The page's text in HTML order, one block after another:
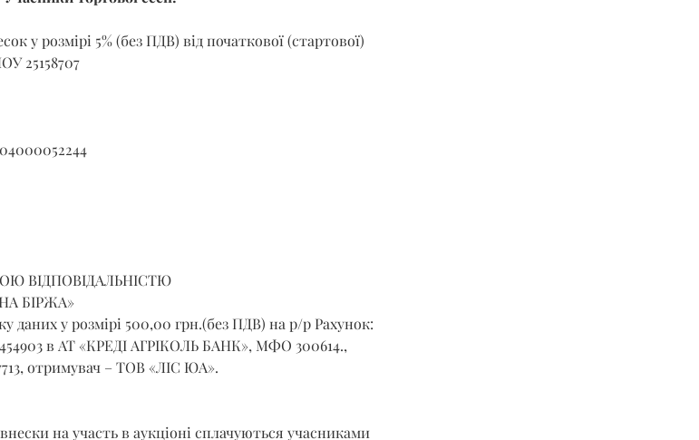
у розмірі 5% (без ПДВ) від початкової (стартової)
25158707
ВІДПОВІДАЛЬНІСТЮ
БІРЖА»
даних у розмірі 500,00 грн.(без ПДВ) на р/р Рахунок:
в АТ «КРЕДІ АГРІКОЛЬ БАНК», МФО 300614.,
отримувач – ТОВ «ЛІС ЮА».
на участь в аукціоні сплачуються учасниками